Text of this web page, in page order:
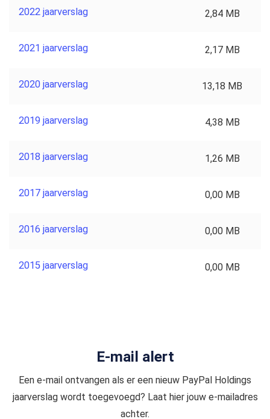
2022 jaarverslag 2,84 MB
2021 jaarverslag 2,17 MB
2020 jaarverslag 13,18 MB
2019 jaarverslag 4,38 MB
2018 jaarverslag 1,26 MB
2017 jaarverslag 0,00 MB
2016 jaarverslag 0,00 MB
2015 jaarverslag 0,00 MB
E-mail alert
Een e-mail ontvangen als er een nieuw PayPal Holdings
jaarverslag wordt toegevoegd? Laat hier jouw e-mailadres
achter.